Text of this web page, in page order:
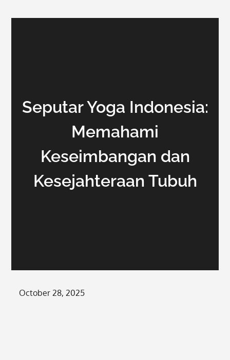
Seputar Yoga Indonesia:
Memahami
Keseimbangan dan
Kesejahteraan Tubuh
Posted
October 28, 2025